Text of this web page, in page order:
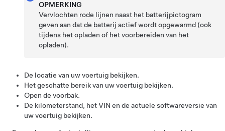
OPMERKING
Vervlochten rode lijnen naast het batterijpictogram
geven aan dat de batterij actief wordt opgewarmd (ook
tijdens het opladen of het voorbereiden van het
opladen).
De locatie van uw voertuig bekijken.
Het geschatte bereik van uw voertuig bekijken.
Open de voorbak.
De kilometerstand, het VIN en de actuele softwareversie van
uw voertuig bekijken.